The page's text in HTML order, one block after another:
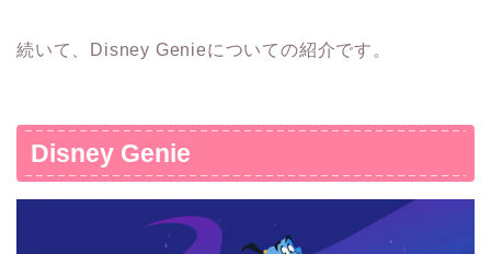
続いて、Disney Genieについての紹介です。
Disney Genie